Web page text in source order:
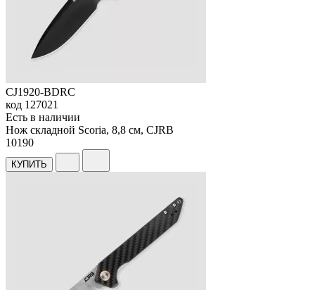
CJ1920-BDRC
код 127021
Есть в наличии
Нож складной Scoria, 8,8 см, CJRB
10190
КУПИТЬ